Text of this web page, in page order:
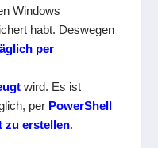
Windows
habt. Deswegen
per
wird. Es ist
per PowerShell
zu erstellen.